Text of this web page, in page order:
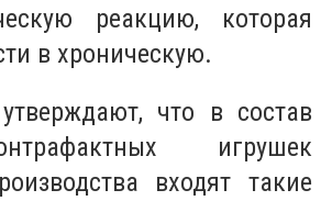
реакцию, которая
в хроническую.
что в состав
игрушек
входят такие